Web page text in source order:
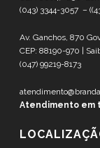
(043) 3344-3057 – (
Av. Ganchos, 870
CEP: 88190-970 |
(047) 99219-8173
Atendimento em